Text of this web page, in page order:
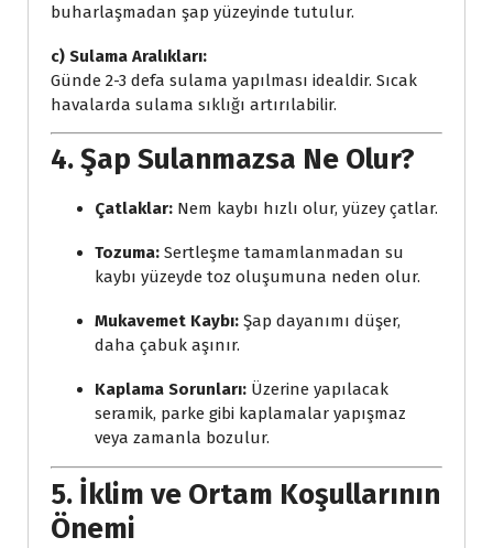
buharlaşmadan şap yüzeyinde tutulur.
c) Sulama Aralıkları:
Günde 2-3 defa sulama yapılması idealdir. Sıcak
havalarda sulama sıklığı artırılabilir.
4. Şap Sulanmazsa Ne Olur?
Çatlaklar: Nem kaybı hızlı olur, yüzey çatlar.
Tozuma: Sertleşme tamamlanmadan su
kaybı yüzeyde toz oluşumuna neden olur.
Mukavemet Kaybı: Şap dayanımı düşer,
daha çabuk aşınır.
Kaplama Sorunları: Üzerine yapılacak
seramik, parke gibi kaplamalar yapışmaz
veya zamanla bozulur.
5. İklim ve Ortam Koşullarının
Önemi